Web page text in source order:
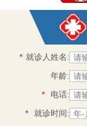
* 就诊人姓名:
年龄:
*
电话:
*
就诊时间: